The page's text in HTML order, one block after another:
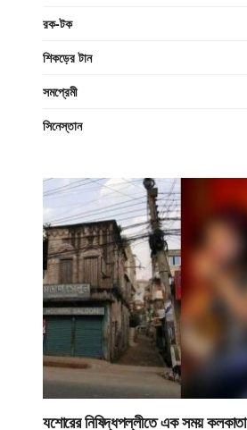
রক-টক
শিকড়ের টান
সমপ্রেমী
সিনেস্তান
যশোরের নিষিদ্ধপল্লীতে এক সময় কলকাতা